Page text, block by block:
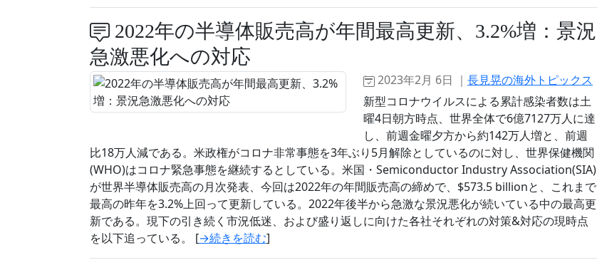
2022年の半導体販売高が年間最高更新、3.2%増：景況
急激悪化への対応
2023年2月 6日 ｜ 長見晃の海外トピックス
新型コロナウイルスによる累計感染者数は土
曜4日朝方時点、世界全体で6億7127万人に達
し、前週金曜夕方から約142万人増と、前週
比18万人減である。米政権がコロナ非常事態を3年ぶり5月解除としているのに対し、世界保健機関
(WHO)はコロナ緊急事態を継続するとしている。米国・Semiconductor Industry Association(SIA)
が世界半導体販売高の月次発表、今回は2022年の年間販売高の締めで、$573.5 billionと、これまで
最高の昨年を3.2%上回って更新している。2022年後半から急激な景況悪化が続いている中の最高更
新である。現下の引き続く市況低迷、および盛り返しに向けた各社それぞれの対策&対応の現時点
を以下追っている。 [→続きを読む]